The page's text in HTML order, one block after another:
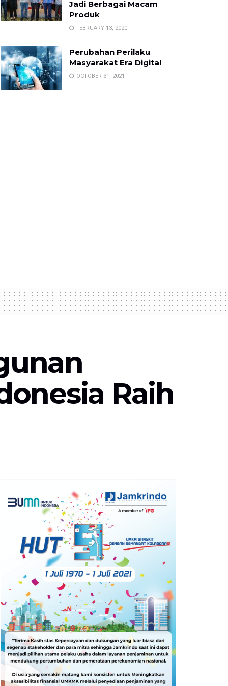
Jadi Berbagai Macam
Produk
FEBRUARY 13, 2020
Perubahan Perilaku
Masyarakat Era Digital
OCTOBER 31, 2021
Raih